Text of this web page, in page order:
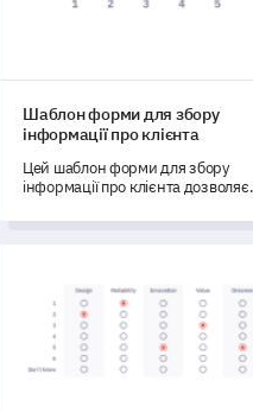
Шаблон форми для збору
інформації про клієнта
Цей шаблон форми для збору
інформації про клієнта дозволяє
зрозуміти та налаштувати ваші